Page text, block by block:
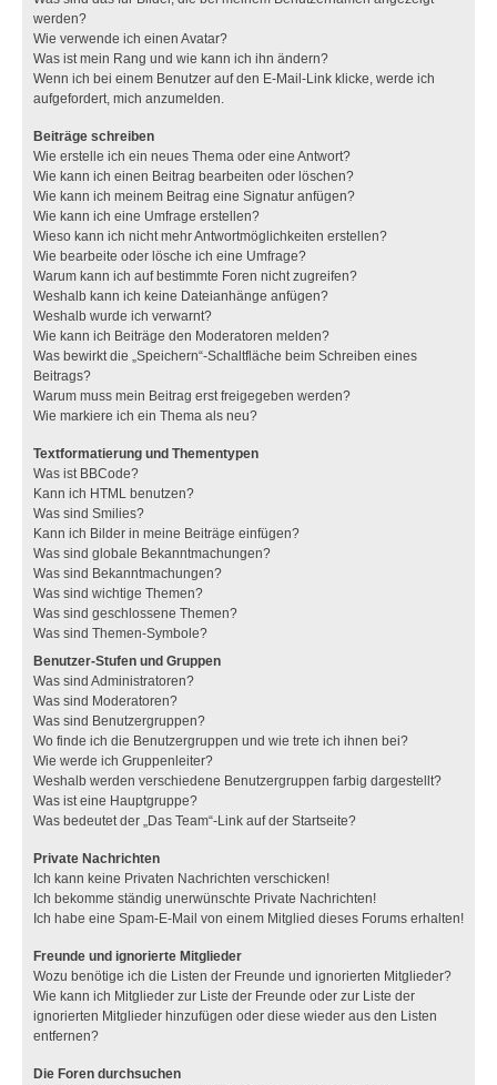
werden?
Wie verwende ich einen Avatar?
Was ist mein Rang und wie kann ich ihn ändern?
Wenn ich bei einem Benutzer auf den E-Mail-Link klicke, werde ich
aufgefordert, mich anzumelden.
Beiträge schreiben
Wie erstelle ich ein neues Thema oder eine Antwort?
Wie kann ich einen Beitrag bearbeiten oder löschen?
Wie kann ich meinem Beitrag eine Signatur anfügen?
Wie kann ich eine Umfrage erstellen?
Wieso kann ich nicht mehr Antwortmöglichkeiten erstellen?
Wie bearbeite oder lösche ich eine Umfrage?
Warum kann ich auf bestimmte Foren nicht zugreifen?
Weshalb kann ich keine Dateianhänge anfügen?
Weshalb wurde ich verwarnt?
Wie kann ich Beiträge den Moderatoren melden?
Was bewirkt die „Speichern“-Schaltfläche beim Schreiben eines
Beitrags?
Warum muss mein Beitrag erst freigegeben werden?
Wie markiere ich ein Thema als neu?
Textformatierung und Thementypen
Was ist BBCode?
Kann ich HTML benutzen?
Was sind Smilies?
Kann ich Bilder in meine Beiträge einfügen?
Was sind globale Bekanntmachungen?
Was sind Bekanntmachungen?
Was sind wichtige Themen?
Was sind geschlossene Themen?
Was sind Themen-Symbole?
Benutzer-Stufen und Gruppen
Was sind Administratoren?
Was sind Moderatoren?
Was sind Benutzergruppen?
Wo finde ich die Benutzergruppen und wie trete ich ihnen bei?
Wie werde ich Gruppenleiter?
Weshalb werden verschiedene Benutzergruppen farbig dargestellt?
Was ist eine Hauptgruppe?
Was bedeutet der „Das Team“-Link auf der Startseite?
Private Nachrichten
Ich kann keine Privaten Nachrichten verschicken!
Ich bekomme ständig unerwünschte Private Nachrichten!
Ich habe eine Spam-E-Mail von einem Mitglied dieses Forums erhalten!
Freunde und ignorierte Mitglieder
Wozu benötige ich die Listen der Freunde und ignorierten Mitglieder?
Wie kann ich Mitglieder zur Liste der Freunde oder zur Liste der
ignorierten Mitglieder hinzufügen oder diese wieder aus den Listen
entfernen?
Die Foren durchsuchen